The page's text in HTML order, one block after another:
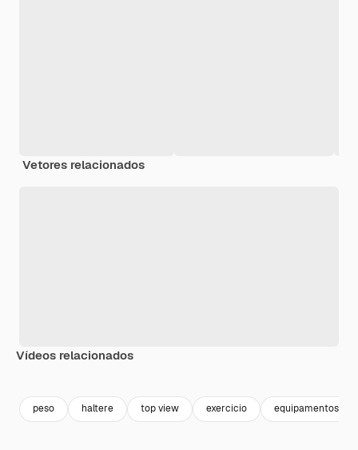
Vetores relacionados
Vídeos relacionados
peso haltere top view exercicio equipamentos